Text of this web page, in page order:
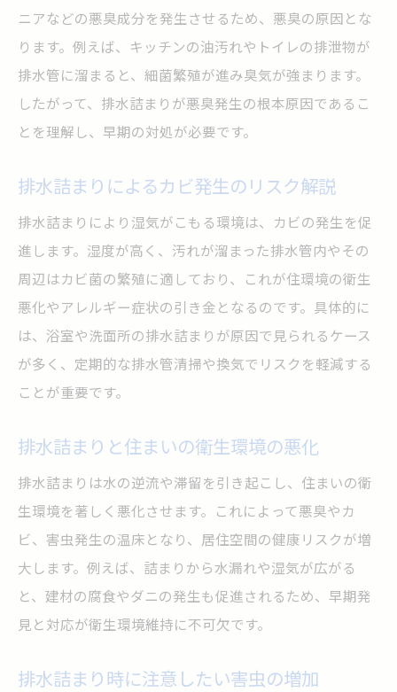
ニアなどの悪臭成分を発生させるため、悪臭の原因とな
ります。例えば、キッチンの油汚れやトイレの排泄物が
排水管に溜まると、細菌繁殖が進み臭気が強まります。
したがって、排水詰まりが悪臭発生の根本原因であるこ
とを理解し、早期の対処が必要です。
排水詰まりによるカビ発生のリスク解説
排水詰まりにより湿気がこもる環境は、カビの発生を促
進します。湿度が高く、汚れが溜まった排水管内やその
周辺はカビ菌の繁殖に適しており、これが住環境の衛生
悪化やアレルギー症状の引き金となるのです。具体的に
は、浴室や洗面所の排水詰まりが原因で見られるケース
が多く、定期的な排水管清掃や換気でリスクを軽減する
ことが重要です。
排水詰まりと住まいの衛生環境の悪化
排水詰まりは水の逆流や滞留を引き起こし、住まいの衛
生環境を著しく悪化させます。これによって悪臭やカ
ビ、害虫発生の温床となり、居住空間の健康リスクが増
大します。例えば、詰まりから水漏れや湿気が広がる
と、建材の腐食やダニの発生も促進されるため、早期発
見と対応が衛生環境維持に不可欠です。
排水詰まり時に注意したい害虫の増加